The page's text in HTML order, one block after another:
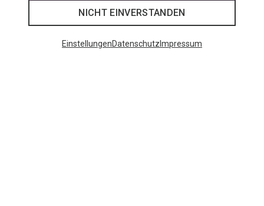
NICHT EINVERSTANDEN
EinstellungenDatenschutz Impressum